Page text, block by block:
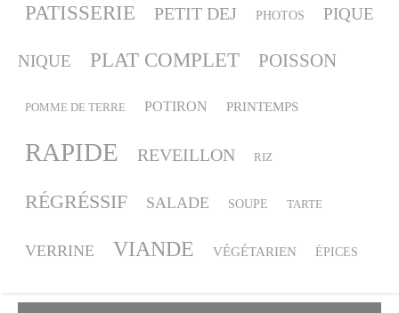
PATISSERIE PETIT DEJ PHOTOS PIQUE
NIQUE PLAT COMPLET POISSON
POMME DE TERRE POTIRON PRINTEMPS
RAPIDE REVEILLON RIZ
RÉGRÉSSIF SALADE SOUPE TARTE
VERRINE VIANDE VÉGÉTARIEN ÉPICES